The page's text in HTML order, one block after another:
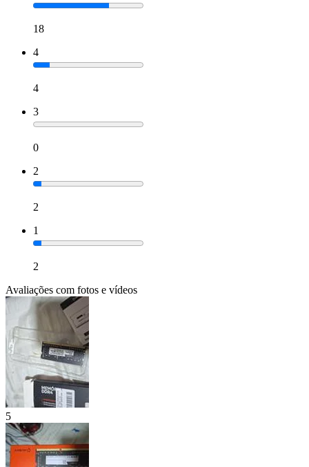
18
4
4
3
0
2
2
1
2
Avaliações com fotos e vídeos
5